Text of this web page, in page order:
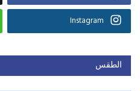
Instagram
الطقس